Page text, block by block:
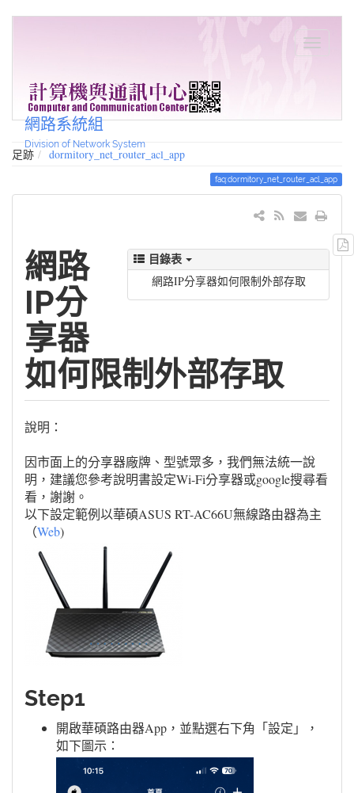
網路系統組
Division of Network System
足跡 dormitory_net_router_acl_app
faq:dormitory_net_router_acl_app
目錄表
網路IP分享器如何限制外部存取
網路
IP分
享器
如何限制外部存取
說明：
因市面上的分享器廠牌、型號眾多，我們無法統一說
明，建議您參考說明書設定Wi-Fi分享器或google搜尋看
看，謝謝。
以下設定範例以華碩ASUS RT-AC66U無線路由器為主
（Web)
Step1
開啟華碩路由器App，並點選右下角「設定」，
如下圖示：